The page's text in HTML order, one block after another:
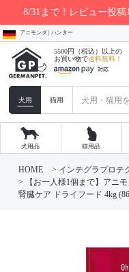
で！レビュー投稿1件につき
アニモンダ | ハンター
5500円（税込）以上の
お買い物で送料無料！
犬用 猫用
犬用品 猫用品
HOME インテグラプロテ
【お一人様1個まで】アニ
腎臓ケア ドライフード 4kg